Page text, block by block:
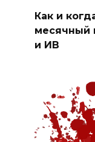
Как и
месячный
и ИВ